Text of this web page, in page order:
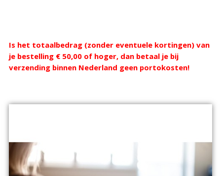
Webshop
Is het totaalbedrag (zonder eventuele kortingen) van
je bestelling € 50,00 of hoger, dan betaal je bij
verzending binnen Nederland geen portokosten!